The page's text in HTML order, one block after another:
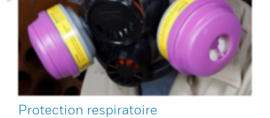
Protection respiratoire